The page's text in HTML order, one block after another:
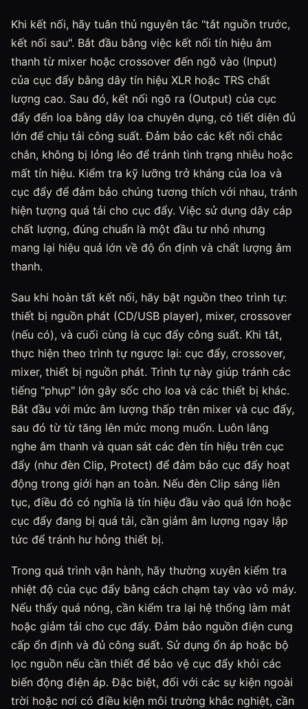
Khi kết nối, hãy tuân thủ nguyên tắc "tắt nguồn trước,
kết nối sau". Bắt đầu bằng việc kết nối tín hiệu âm
thanh từ mixer hoặc crossover đến ngõ vào (Input)
của cục đẩy bằng dây tín hiệu XLR hoặc TRS chất
lượng cao. Sau đó, kết nối ngõ ra (Output) của cục
đẩy đến loa bằng dây loa chuyên dụng, có tiết diện đủ
lớn để chịu tải công suất. Đảm bảo các kết nối chắc
chắn, không bị lỏng lẻo để tránh tình trạng nhiễu hoặc
mất tín hiệu. Kiểm tra kỹ lưỡng trở kháng của loa và
cục đẩy để đảm bảo chúng tương thích với nhau, tránh
hiện tượng quá tải cho cục đẩy. Việc sử dụng dây cáp
chất lượng, đúng chuẩn là một đầu tư nhỏ nhưng
mang lại hiệu quả lớn về độ ổn định và chất lượng âm
thanh.
Sau khi hoàn tất kết nối, hãy bật nguồn theo trình tự:
thiết bị nguồn phát (CD/USB player), mixer, crossover
(nếu có), và cuối cùng là cục đẩy công suất. Khi tắt,
thực hiện theo trình tự ngược lại: cục đẩy, crossover,
mixer, thiết bị nguồn phát. Trình tự này giúp tránh các
tiếng "phụp" lớn gây sốc cho loa và các thiết bị khác.
Bắt đầu với mức âm lượng thấp trên mixer và cục đẩy,
sau đó từ từ tăng lên mức mong muốn. Luôn lắng
nghe âm thanh và quan sát các đèn tín hiệu trên cục
đẩy (như đèn Clip, Protect) để đảm bảo cục đẩy hoạt
động trong giới hạn an toàn. Nếu đèn Clip sáng liên
tục, điều đó có nghĩa là tín hiệu đầu vào quá lớn hoặc
cục đẩy đang bị quá tải, cần giảm âm lượng ngay lập
tức để tránh hư hỏng thiết bị.
Trong quá trình vận hành, hãy thường xuyên kiểm tra
nhiệt độ của cục đẩy bằng cách chạm tay vào vỏ máy.
Nếu thấy quá nóng, cần kiểm tra lại hệ thống làm mát
hoặc giảm tải cho cục đẩy. Đảm bảo nguồn điện cung
cấp ổn định và đủ công suất. Sử dụng ổn áp hoặc bộ
lọc nguồn nếu cần thiết để bảo vệ cục đẩy khỏi các
biến động điện áp. Đặc biệt, đối với các sự kiện ngoài
trời hoặc nơi có điều kiện môi trường khắc nghiệt, cần